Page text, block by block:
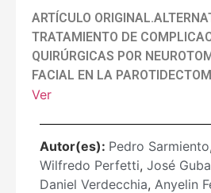
ARTÍCULO
TRATAMIENTO DE
QUIRÚRGICAS POR
FACIAL EN LA
Ver
Autor(es): Pedro Sarmiento,
Wilfredo Perfetti, José
Daniel Verdecchia, Anyelin